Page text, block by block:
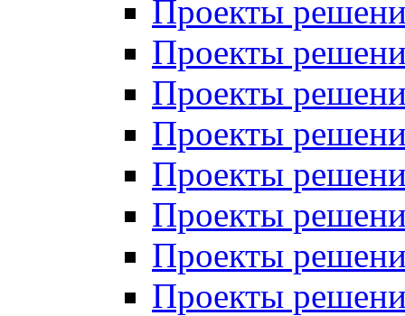
Проекты
Проекты
Проекты
Проекты
Проекты
Проекты
Проекты
Проекты